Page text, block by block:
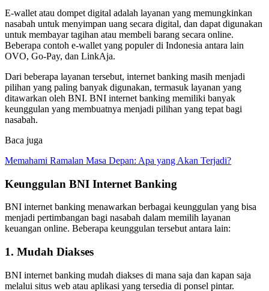
E-wallet atau dompet digital adalah layanan yang memungkinkan
nasabah untuk menyimpan uang secara digital, dan dapat digunakan
untuk membayar tagihan atau membeli barang secara online.
Beberapa contoh e-wallet yang populer di Indonesia antara lain
OVO, Go-Pay, dan LinkAja.
Dari beberapa layanan tersebut, internet banking masih menjadi
pilihan yang paling banyak digunakan, termasuk layanan yang
ditawarkan oleh BNI. BNI internet banking memiliki banyak
keunggulan yang membuatnya menjadi pilihan yang tepat bagi
nasabah.
Baca juga
Memahami Ramalan Masa Depan: Apa yang Akan Terjadi?
Keunggulan BNI Internet Banking
BNI internet banking menawarkan berbagai keunggulan yang bisa
menjadi pertimbangan bagi nasabah dalam memilih layanan
keuangan online. Beberapa keunggulan tersebut antara lain:
1. Mudah Diakses
BNI internet banking mudah diakses di mana saja dan kapan saja
melalui situs web atau aplikasi yang tersedia di ponsel pintar.